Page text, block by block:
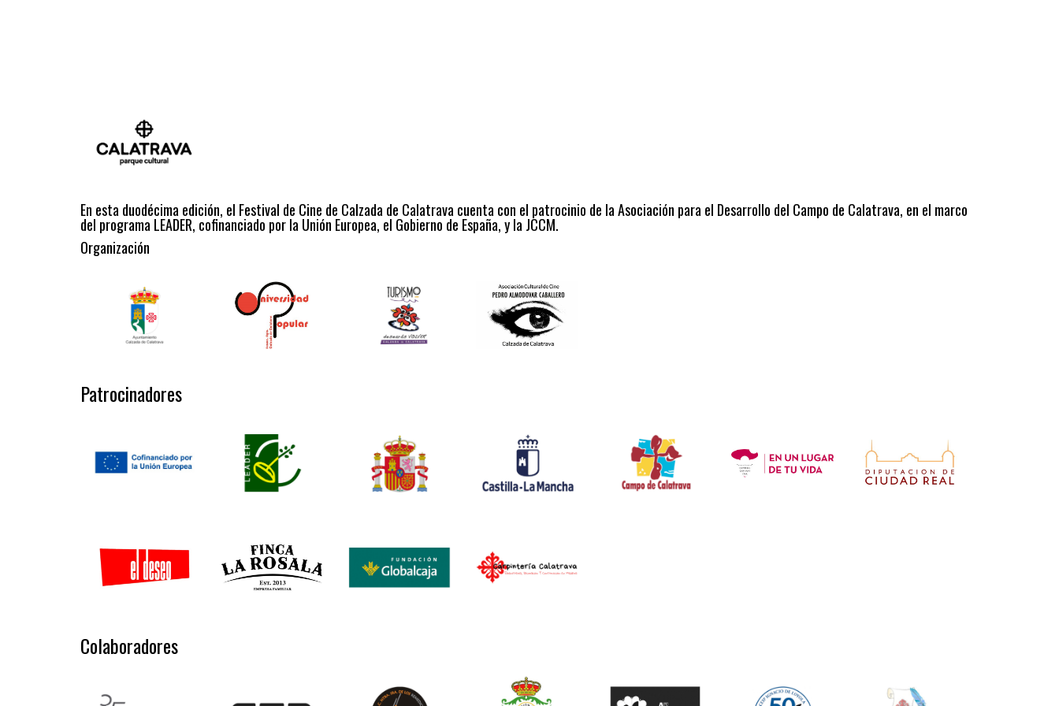
En esta duodécima edición, el Festival de Cine de Calzada de Calatrava cuenta con el patrocinio de la Asociación para el Desarrollo del Campo de Calatrava, en el marco
del programa LEADER, cofinanciado por la Unión Europea, el Gobierno de España, y la JCCM.
Organización
Patrocinadores
Colaboradores